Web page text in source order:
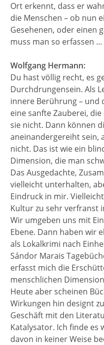
Ort erkennt, dass er
die Menschen – ob nun
Gesehenen, oder einen
muss man so erfassen ...
Wolfgang Hermann:
Du hast völlig recht, es
Durchdrungensein. Als
innere Berührung – und
eine sanfte Zauberei,
sie nicht. Dann können
aneinandergereiht sein,
nicht. Das ist wie ein
Dimension, die man
Das Ausgedachte,
vielleicht unterhalten,
Eindruck in mir.
Kultur zu sehr verfranst
Wir umgeben uns mit
Ebene. Dann haben wir
als Lokalkrimi nach
Sándor Marais
erfasst mich die
menschlichen
Heute aber scheinen
Wirkungen hin designt
Geschäft mit den
Katalysator. Ich finde es
davon in keiner Weise